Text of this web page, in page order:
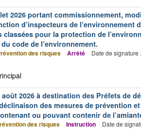
2026 portant commissionnement,
d’inspecteurs de
pour la protection de
du code de l’environnement.
des risques Arrêté Date de signature
2026 à destination des Préfets de
des mesures de prévention
ou pouvant contenir de
des risques Instruction Date de